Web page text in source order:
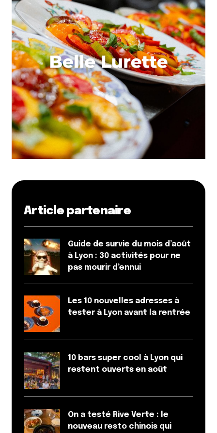
Article partenaire
Guide de survie du mois d’août
à Lyon : 30 activités pour ne
pas mourir d’ennui
Les 10 nouvelles adresses à
tester à Lyon avant la rentrée
10 bars super cool à Lyon qui
restent ouverts en août
On a testé Rive Verte : le
nouveau resto chinois qui